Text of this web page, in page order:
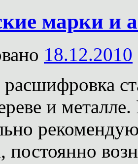
марки и
18.12.2010
и
постоянно